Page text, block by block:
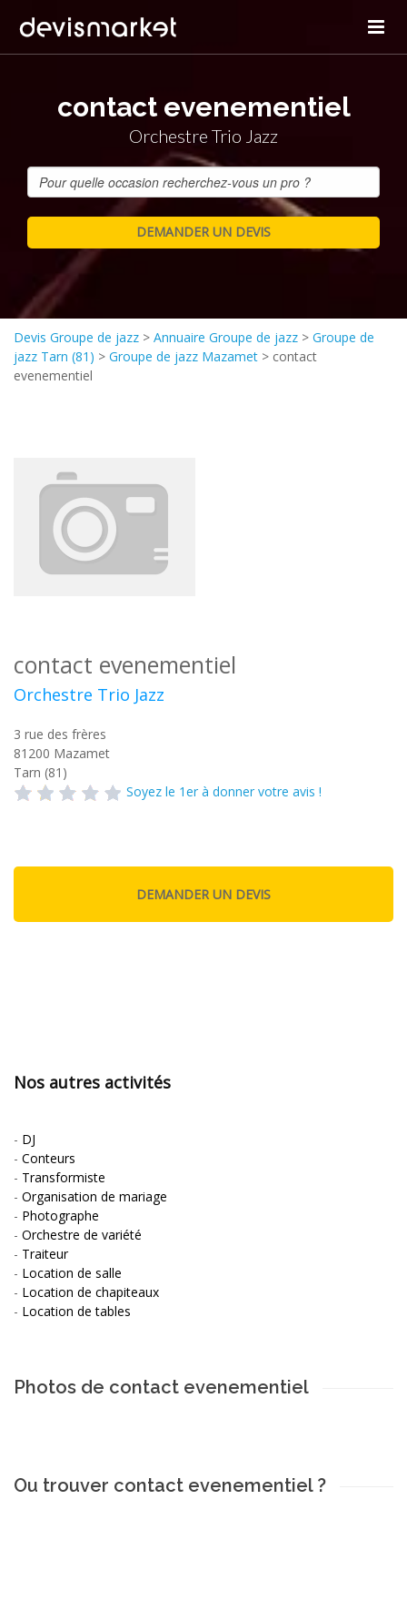
contact evenementiel
Orchestre Trio Jazz
Devis Groupe de jazz > Annuaire Groupe de jazz > Groupe de
jazz Tarn (81) > Groupe de jazz Mazamet > contact
evenementiel
contact evenementiel
Orchestre Trio Jazz
3 rue des frères
81200 Mazamet
Tarn (81)
Soyez le 1er à donner votre avis !
Nos autres activités
- DJ
- Conteurs
- Transformiste
- Organisation de mariage
- Photographe
- Orchestre de variété
- Traiteur
- Location de salle
- Location de chapiteaux
- Location de tables
Photos de contact evenementiel
Ou trouver contact evenementiel ?